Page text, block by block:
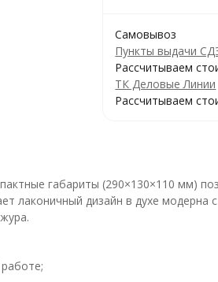
Самовывоз
Пункты выдачи
Рассчитываем
ТК Деловые Линии
Рассчитываем
габариты (290×130×110 мм)
лаконичный дизайн в духе модерна